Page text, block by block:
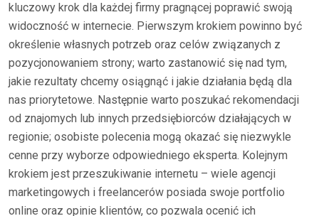
kluczowy krok dla każdej firmy pragnącej poprawić swoją
widoczność w internecie. Pierwszym krokiem powinno być
określenie własnych potrzeb oraz celów związanych z
pozycjonowaniem strony; warto zastanowić się nad tym,
jakie rezultaty chcemy osiągnąć i jakie działania będą dla
nas priorytetowe. Następnie warto poszukać rekomendacji
od znajomych lub innych przedsiębiorców działających w
regionie; osobiste polecenia mogą okazać się niezwykle
cenne przy wyborze odpowiedniego eksperta. Kolejnym
krokiem jest przeszukiwanie internetu – wiele agencji
marketingowych i freelancerów posiada swoje portfolio
online oraz opinie klientów, co pozwala ocenić ich